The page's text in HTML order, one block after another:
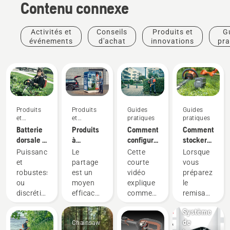
Contenu connexe
Activités et
événements
Conseils
d'achat
Produits et
innovations
Produits
et
innovations
Batterie
dorsale :
Une
révolution
pour les
outils
électriques
sur
batterie
Puissance
et
robustesse,
ou
discrétion
durabilité ?
Avec
Produits
et
innovations
Produits
à
batterie
à
partager
via des
cabanes
numériques
Le
partage
est un
moyen
efficace
responsable
d'utiliser
Chainsaw
Guides
pratiques
Comment
configurer
et
installer
correctement
la
batterie
Cette
courte
vidéo
explique
comment
et régler
la
Guides
pratiques
Comment
stocker
votre
batterie
Husqvarna
pendant
l'hiver
Lorsque
vous
préparez
le
remisage
de vos
batteries,
Produits
et
Système
de